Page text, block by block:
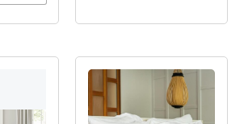
למוצר
זה
יש